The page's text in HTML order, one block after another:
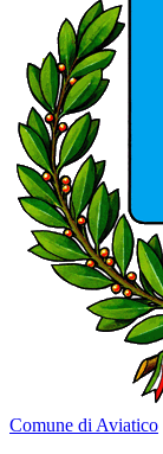
Comune di Aviatico